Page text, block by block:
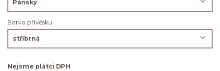
Barva přívěsku
Nejsme plátci DPH